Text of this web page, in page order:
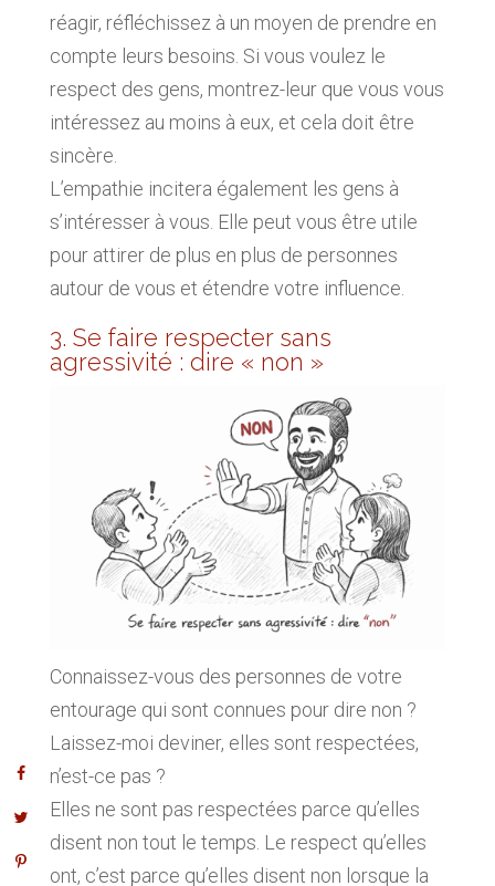
réagir, réfléchissez à un moyen de prendre en
compte leurs besoins. Si vous voulez le
respect des gens, montrez-leur que vous vous
intéressez au moins à eux, et cela doit être
sincère.
L’empathie incitera également les gens à
s’intéresser à vous. Elle peut vous être utile
pour attirer de plus en plus de personnes
autour de vous et étendre votre influence.
3. Se faire respecter sans
agressivité : dire « non »
Connaissez-vous des personnes de votre
entourage qui sont connues pour dire non ?
Laissez-moi deviner, elles sont respectées,
n’est-ce pas ?
Elles ne sont pas respectées parce qu’elles
disent non tout le temps. Le respect qu’elles
ont, c’est parce qu’elles disent non lorsque la